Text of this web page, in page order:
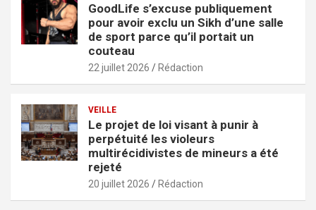
GoodLife s’excuse publiquement
pour avoir exclu un Sikh d’une salle
de sport parce qu’il portait un
couteau
22 juillet 2026 Rédaction
VEILLE
Le projet de loi visant à punir à
perpétuité les violeurs
multirécidivistes de mineurs a été
rejeté
20 juillet 2026 Rédaction